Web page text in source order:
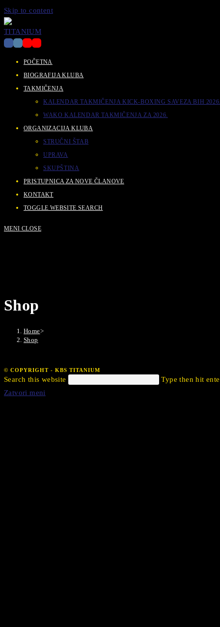
Skip to content
POČETNA
BIOGRAFIJA KLUBA
TAKMIČENJA
KALENDAR TAKMIČENJA KICK-BOXING SAVEZA BIH
WAKO KALENDAR TAKMIČENJA ZA 2026.
ORGANIZACIJA KLUBA
STRUČNI ŠTAB
UPRAVA
SKUPŠTINA
PRISTUPNICA ZA NOVE ČLANOVE
KONTAKT
TOGGLE WEBSITE SEARCH
MENI CLOSE
Shop
Home>
Shop
© COPYRIGHT - KBS TITANIUM
Search this website
Type then hit
Zatvori meni